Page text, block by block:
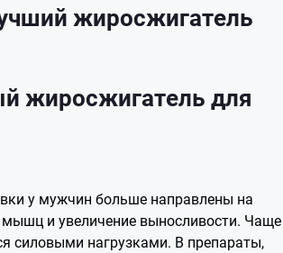
жиросжигатель
жиросжигатель для
у мужчин больше направлены на
и увеличение выносливости. Чаще
силовыми нагрузками. В препараты,